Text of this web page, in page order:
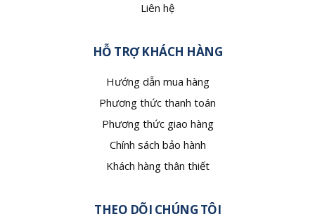
Liên hệ
HỖ TRỢ KHÁCH HÀNG
Hướng dẫn mua hàng
Phương thức thanh toán
Phương thức giao hàng
Chính sách bảo hành
Khách hàng thân thiết
THEO DÕI CHÚNG TÔI